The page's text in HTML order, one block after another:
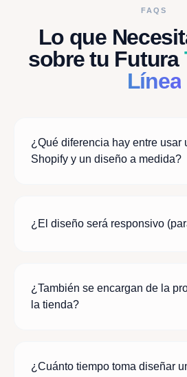
FAQS
Lo que
sobre tu Futura
Línea
¿Qué diferencia hay entre usar
Shopify y un diseño a medida?
¿El diseño será responsivo
¿También se encargan de la
la tienda?
¿Cuánto tiempo toma diseñar